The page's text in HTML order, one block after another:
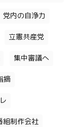
党内の自浄力
立憲共産党
集中審議へ
摘
組制作会社